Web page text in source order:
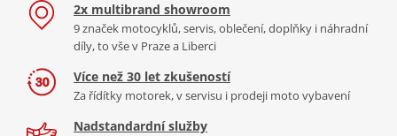
2x multibrand showroom
9 značek motocyklů, servis, oblečení, doplňky i náhradní
díly, to vše v Praze a Liberci
Více než 30 let zkušeností
Za řídítky motorek, v servisu i prodeji moto vybavení
Nadstandardní služby